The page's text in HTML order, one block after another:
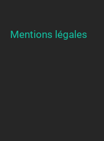
Mentions légales